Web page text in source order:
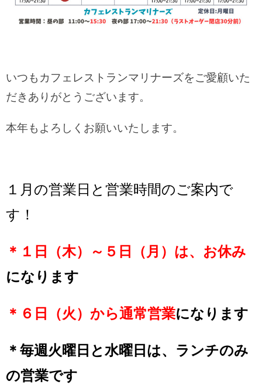
いつもカフェレストランマリナーズをご愛顧いた
だきありがとうございます。
本年もよろしくお願いいたします。
１月の営業日と営業時間のご案内で
す！
＊１日（木）～５日（月）は、お休み
になります
＊６日（火）から通常営業になります
＊毎週火曜日と水曜日は、ランチのみ
の営業です